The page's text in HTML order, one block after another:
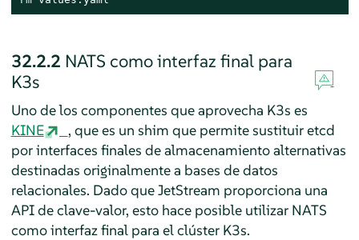
32.2.2 NATS como interfaz final para
K3s
Uno de los componentes que aprovecha K3s es
KINE
, que es un shim que permite sustituir etcd
por interfaces finales de almacenamiento alternativas
destinadas originalmente a bases de datos
relacionales. Dado que JetStream proporciona una
API de clave-valor, esto hace posible utilizar NATS
como interfaz final para el clúster K3s.